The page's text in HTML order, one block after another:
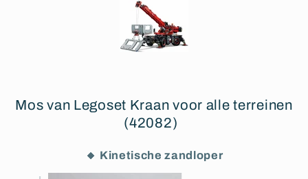
Mos van Legoset Kraan voor alle terreinen
(42082)
🔸 Kinetische zandloper